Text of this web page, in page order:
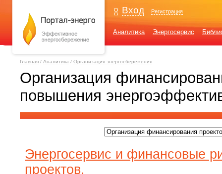
Вход Регистрация
Аналитика Энергосервис
Главная / Аналитика / Организация энергосбережения
Организация
повышения
Энергосервис и финансовые
проектов.